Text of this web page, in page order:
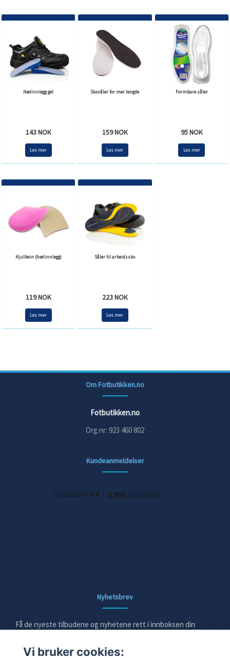
Hælinnlegg gel
143 NOK
Les mer
Skosåler for mer lengde
159 NOK
Les mer
Formbare såler
95 NOK
Les mer
Hjulbein (hælinnlegg)
119 NOK
Les mer
Såler til arbeidssko
223 NOK
Les mer
Om Fotbutikken.no
Fotbutikken.no
Org.nr: 923 460 802
Kundeanmeldelser
Nyhetsbrev
Få de nyeste tilbudene og nyhetene rett i innboksen din
E-post
Vi bruker cookies: